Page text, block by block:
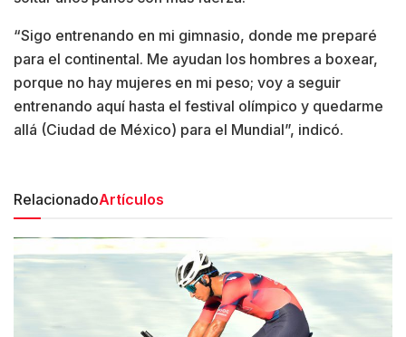
“Sigo entrenando en mi gimnasio, donde me preparé
para el continental. Me ayudan los hombres a boxear,
porque no hay mujeres en mi peso; voy a seguir
entrenando aquí hasta el festival olímpico y quedarme
allá (Ciudad de México) para el Mundial”, indicó.
RelacionadoArtículos